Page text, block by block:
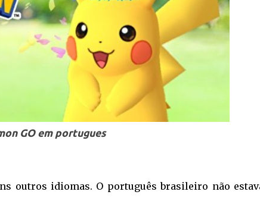
GO em portugues
outros idiomas. O português brasileiro não